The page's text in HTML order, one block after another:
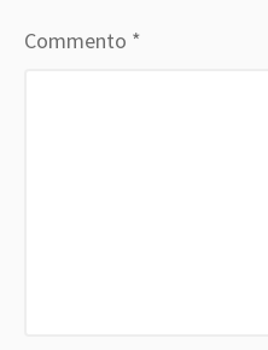
Commento *